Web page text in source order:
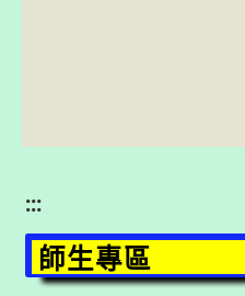
:::
師生專區